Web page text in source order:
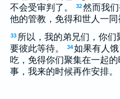
不会受审判了。
32然而我
他的管教，免得和世人一同
33 所以，我的弟兄们，你们
要彼此等待。
34如果有人
吃，免得你们聚集在一起
事，我来的时候再作安排。